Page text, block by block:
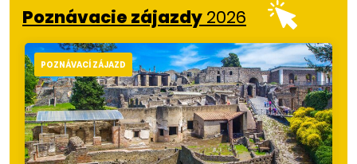
Poznávacie zájazdy 2026
POZNÁVACÍ ZÁJAZD